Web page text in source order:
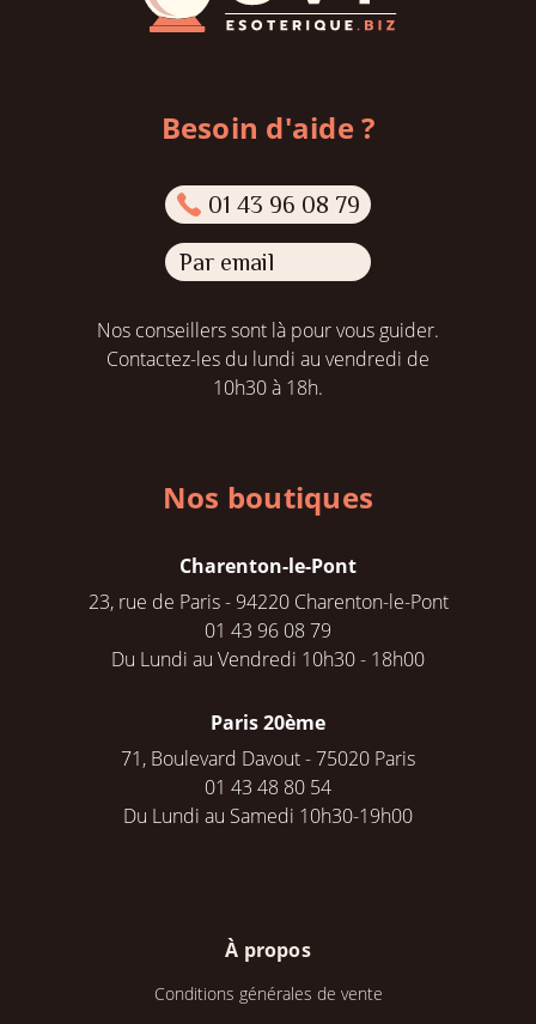
Besoin d'aide ?
01 43 96 08 79
Par email
Nos conseillers sont là pour vous guider.
Contactez-les du lundi au vendredi de
10h30 à 18h.
Nos boutiques
Charenton-le-Pont
23, rue de Paris - 94220 Charenton-le-Pont
01 43 96 08 79
Du Lundi au Vendredi 10h30 - 18h00
Paris 20ème
71, Boulevard Davout - 75020 Paris
01 43 48 80 54
Du Lundi au Samedi 10h30-19h00
À propos
Conditions générales de vente